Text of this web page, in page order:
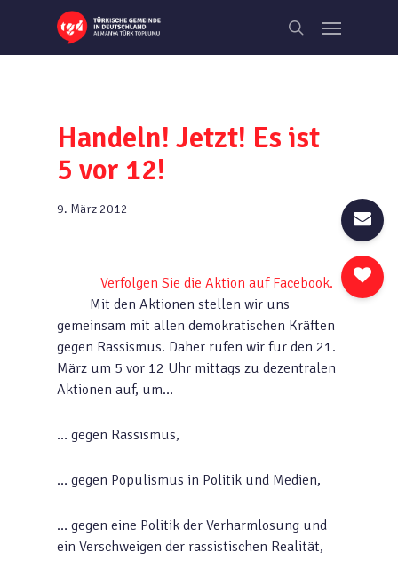
main
search
Menu
Handeln! Jetzt! Es ist
5 vor 12!
9. März 2012
Verfolgen Sie die Aktion auf Facebook.
Mit den Aktionen stellen wir uns
gemeinsam mit allen demokratischen Kräften
gegen Rassismus. Daher rufen wir für den 21.
März um 5 vor 12 Uhr mittags zu dezentralen
Aktionen auf, um…
… gegen Rassismus,
… gegen Populismus in Politik und Medien,
… gegen eine Politik der Verharmlosung und
ein Verschweigen der rassistischen Realität,